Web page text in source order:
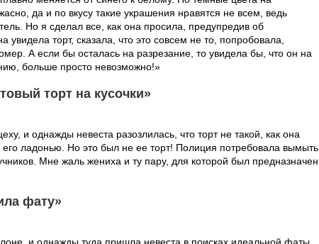
да и по вкусу такие украшения нравятся не всем, ведь
Но я сделал все, как она просила, предупредив об
увидела торт, сказала, что это совсем не то, попробовала,
А если бы осталась на разрезание, то увидела бы, что он на
больше просто невозможно!»
торт на кусочки»
и однажды невеста разозлилась, что торт не такой, как она
его ладонью. Но это был не ее торт! Полиция потребовала вымыть
Мне жаль жениха и ту пару, для которой был предназначен
фату»